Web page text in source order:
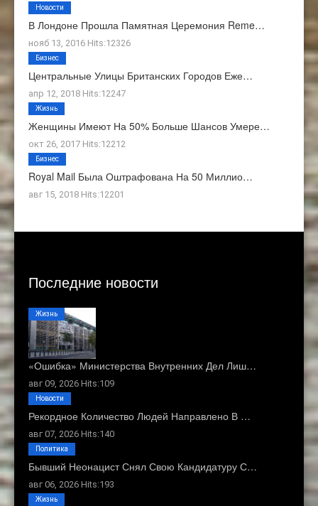
В Лондоне Прошла Памятная Церемония Reme…
нояб 13, 2016 Hits:12326
Новости
Центральные Улицы Британских Городов Еже…
апр 12, 2018 Hits:12247
Бизнес
Женщины Имеют На 50% Больше Шансов Умере…
окт 26, 2017 Hits:12212
Жизнь
Royal Mail Была Оштрафована На 50 Миллио…
авг 15, 2018 Hits:12201
Бизнес
Последние новости
«Ошибка» Министерства Внутренних Дел Лиш…
авг 09, 2026 Hits:109
Жизнь
Рекордное Количество Людей Направлено В …
авг 07, 2026 Hits:140
Новости
Бывший Неонацист Снял Свою Кандидатуру С…
авг 06, 2026 Hits:193
Политика
Жизнь